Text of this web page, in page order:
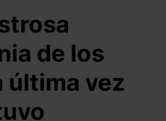
de los
última vez